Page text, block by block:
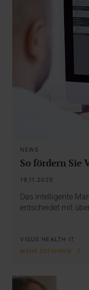
NEWS
So fördern Sie
19.11.2020
Das intelligente
entscheidet mit
VISUS HEALTH IT
MEHR ERFAHREN